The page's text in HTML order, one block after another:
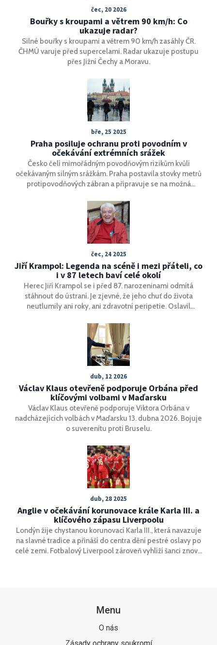
čec, 20 2026
Bouřky s kroupami a větrem 90 km/h: Co
ukazuje radar?
Silné bouřky s kroupami a větrem 90 km/h zasáhly ČR.
ČHMÚ varuje před supercelami. Radar ukazuje postupu
přes Jižní Čechy a Moravu.
bře, 25 2025
Praha posiluje ochranu proti povodním v
očekávání extrémních srážek
Česko čelí mimořádným povodňovým rizikům kvůli
očekávaným silným srážkám. Praha postavila stovky metrů
protipovodňových zábran a připravuje se na možná
jako Jeseník a Chrudim začaly evakuace. Obyvatelé musí
dbát výstrah a připravit se na možné evakuace, přičemž
záchranné složky zůstávají v pohotovosti.
čec, 24 2025
Jiří Krampol: Legenda na scéně i mezi přáteli, co
i v 87 letech baví celé okolí
Herec Jiří Krampol se i před 87. narozeninami odmítá
stáhnout do ústraní. Je zjevné, že jeho chuť do života
neutlumily ani roky, ani zdravotní peripetie. Oslavil
osobností, užíval si společnost, legraci i pozornost
mladších kolegyň, a zůstává nepřehlédnutelnou postavou
českého showbyznysu.
dub, 12 2026
Václav Klaus otevřeně podporuje Orbána před
klíčovými volbami v Maďarsku
Václav Klaus otevřeně podporuje Viktora Orbána v
nadcházejících volbách v Maďarsku 13. dubna 2026. Bojuje
o suverenitu proti Bruselu.
dub, 28 2025
Anglie v očekávání korunovace krále Karla III. a
klíčového zápasu Liverpoolu
Londýn žije chystanou korunovací Karla III., která navazuje
na slavné tradice a přináší do centra dění pestré oslavy po
celé zemi. Fotbalový Liverpool zároveň vyhlíží šanci znovu
Menu
O nás